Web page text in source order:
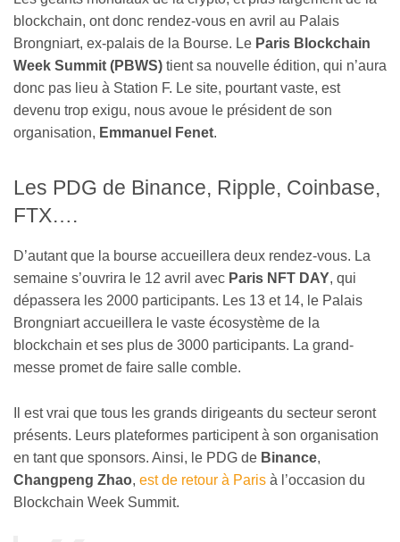
blockchain, ont donc rendez-vous en avril au Palais
Brongniart, ex-palais de la Bourse. Le Paris Blockchain
Week Summit (PBWS) tient sa nouvelle édition, qui n’aura
donc pas lieu à Station F. Le site, pourtant vaste, est
devenu trop exigu, nous avoue le président de son
organisation, Emmanuel Fenet.
Les PDG de Binance, Ripple, Coinbase,
FTX….
D’autant que la bourse accueillera deux rendez-vous. La
semaine s’ouvrira le 12 avril avec Paris NFT DAY, qui
dépassera les 2000 participants. Les 13 et 14, le Palais
Brongniart accueillera le vaste écosystème de la
blockchain et ses plus de 3000 participants. La grand-
messe promet de faire salle comble.
Il est vrai que tous les grands dirigeants du secteur seront
présents. Leurs plateformes participent à son organisation
en tant que sponsors. Ainsi, le PDG de Binance,
Changpeng Zhao, est de retour à Paris à l’occasion du
Blockchain Week Summit.